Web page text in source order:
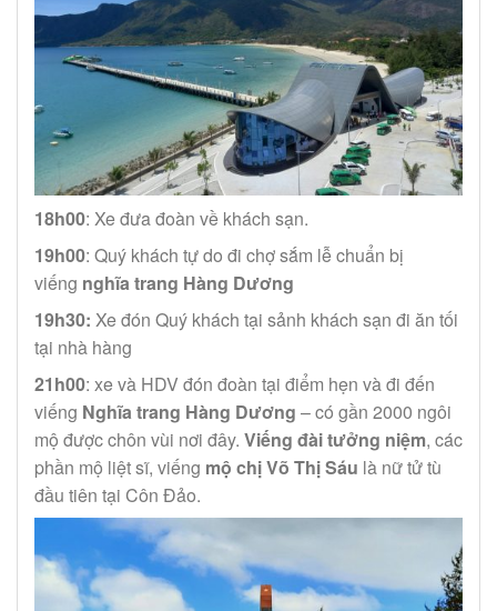
18h00: Xe đưa đoàn về khách sạn.
19h00: Quý khách tự do đi chợ sắm lễ chuẩn bị
viếng nghĩa trang Hàng Dương
19h30: Xe đón Quý khách tại sảnh khách sạn đi ăn tối
tại nhà hàng
21h00: xe và HDV đón đoàn tại điểm hẹn và đi đến
viếng Nghĩa trang Hàng Dương – có gần 2000 ngôi
mộ được chôn vùi nơi đây. Viếng đài tưởng niệm, các
phần mộ liệt sĩ, viếng mộ chị Võ Thị Sáu là nữ tử tù
đầu tiên tại Côn Đảo.